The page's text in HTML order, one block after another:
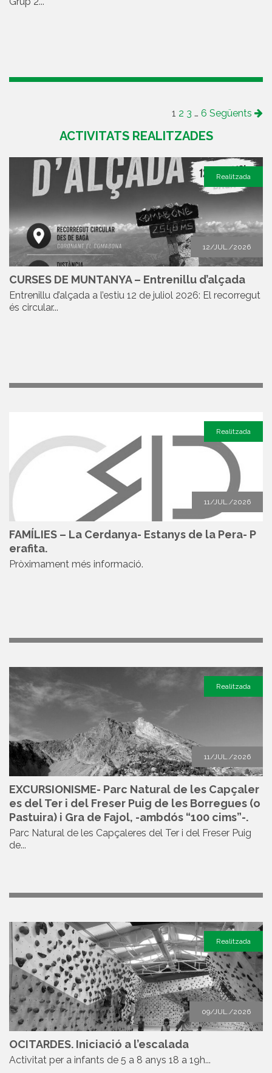
1 2 3 … 6 Següents
ACTIVITATS REALITZADES
12/JUL./2026
Realitzada
CURSES DE MUNTANYA – Entrenillu d’alçada
Entrenillu d’alçada a l’estiu 12 de juliol 2026: El recorregut
és circular...
11/JUL./2026
Realitzada
FAMÍLIES – La Cerdanya- Estanys de la Pera- P
erafita.
Pròximament més informació.
11/JUL./2026
Realitzada
EXCURSIONISME- Parc Natural de les Capçaler
es del Ter i del Freser Puig de les Borregues (o
Pastuira) i Gra de Fajol, -ambdós “100 cims”-.
Parc Natural de les Capçaleres del Ter i del Freser Puig
de...
09/JUL./2026
Realitzada
OCITARDES. Iniciació a l’escalada
Activitat per a infants de 5 a 8 anys 18 a 19h...